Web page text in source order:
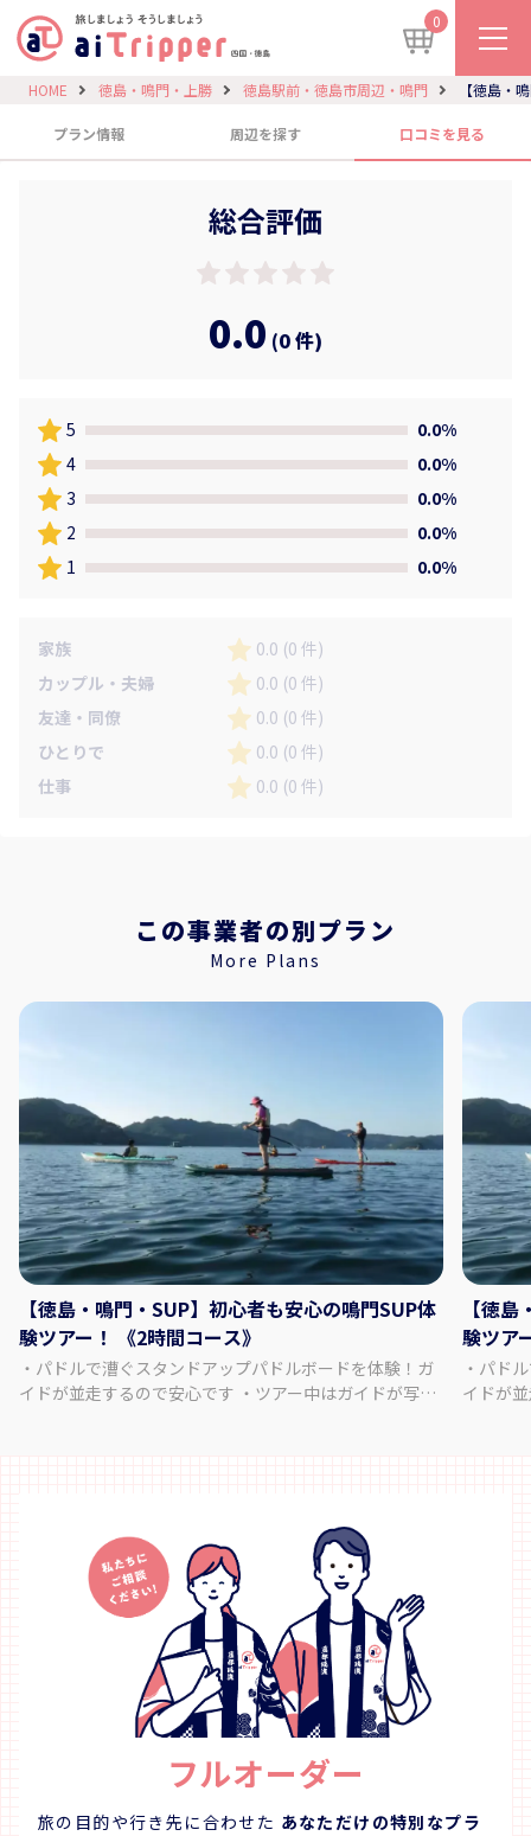
0
HOME 徳島・鳴門・上勝 徳島駅前・徳島市周辺・鳴門 【徳島・
プラン情報 周辺を探す 口コミを見る
総合評価
0.0 (0 件)
5
0.0%
4
0.0%
3
0.0%
2
0.0%
1
0.0%
家族
0.0 (0 件)
カップル・夫婦
0.0 (0 件)
友達・同僚
0.0 (0 件)
ひとりで
0.0 (0 件)
仕事
0.0 (0 件)
この事業者の別プラン
More Plans
【徳島・鳴門・SUP】初心者も安心の鳴門SUP体
験ツアー！ 《2時間コース》
・パドルで漕ぐスタンドアップパドルボードを体験！ガ
イドが並走するので安心です ・ツアー中はガイドが写真
ループ等に対応いたします 【参加可能人数】1～20名
【集合場所】 集合場所は天候や状況によって変更にな
ります。（ウチノ海総合公園または網干休憩所）詳細は
ご予約後にご案内します。
【徳
験ツア
・パド
イドが
フルオーダー
旅の目的や行き先に合わせた あなただけの特別なプラ